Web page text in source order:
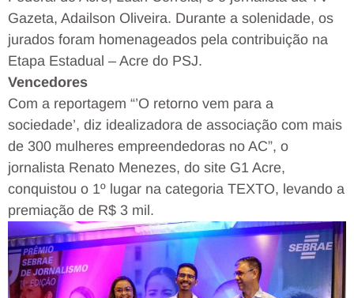
Gazeta, Adailson Oliveira. Durante a solenidade, os
jurados foram homenageados pela contribuição na
Etapa Estadual – Acre do PSJ.
Vencedores
Com a reportagem “’O retorno vem para a
sociedade’, diz idealizadora de associação com mais
de 300 mulheres empreendedoras no AC”, o
jornalista Renato Menezes, do site G1 Acre,
conquistou o 1º lugar na categoria TEXTO, levando a
premiação de R$ 3 mil.